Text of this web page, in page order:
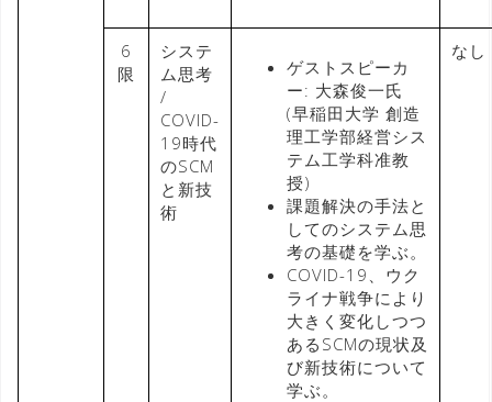
6
限
システ
ム思考
/
COVID-
19時代
のSCM
と新技
術
ゲストスピーカ
ー: 大森俊一氏
(早稲田大学 創造
理工学部経営シス
テム工学科准教
授)
課題解決の手法と
してのシステム思
考の基礎を学ぶ。
COVID-19、ウク
ライナ戦争により
大きく変化しつつ
あるSCMの現状及
び新技術について
学ぶ。
なし